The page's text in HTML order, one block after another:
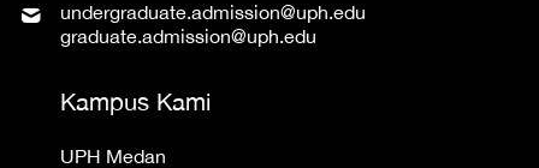
undergraduate.admission@uph.edu
graduate.admission@uph.edu
Kampus Kami
UPH Medan